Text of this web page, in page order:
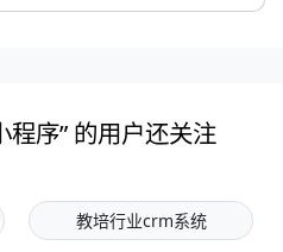
程序” 的用户还关注
教培行业crm系统